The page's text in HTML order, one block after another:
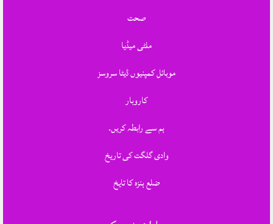
صحت
ملٹی میڈیا
موبائل کمپنیوں ڈیٹا سروسز
کاروبار
ہم سے رابطہ کریں.
وادی گلگت کی تاریخ
ضلع ہنزہ کا تایخ